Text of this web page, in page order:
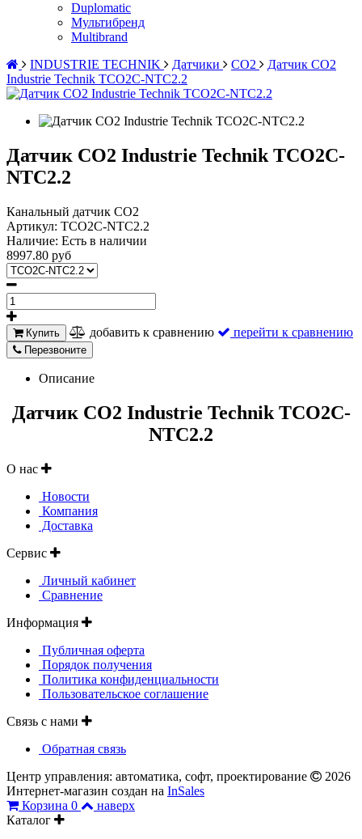
Duplomatic
Мультибренд
Multibrand
INDUSTRIE TECHNIK
Датчики CO2
Датчик CO2
Industrie Technik TCO2C-NTC2.2
Датчик CO2 Industrie Technik TCO2C-
NTC2.2
Канальный датчик CO2
Артикул: TCO2C-NTC2.2
Наличие: Есть в наличии
8997.80 руб
Купить добавить к сравнению перейти к сравнению
Перезвоните
Описание
Датчик CO2 Industrie Technik TCO2C-
NTC2.2
О нас
Новости
Компания
Доставка
Сервис
Личный кабинет
Сравнение
Информация
Публичная оферта
Порядок получения
Политика конфиденциальности
Пользовательское соглашение
Связь с нами
Обратная связь
Центр управления: автоматика, софт, проектирование
2026
Интернет-магазин создан на InSales
Корзина 0
наверх
Каталог